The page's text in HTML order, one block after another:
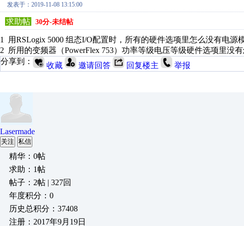
发表于：2019-11-08 13:15:00
求助帖
30分-未结帖
1 用RSLogix 5000 组态I/O配置时，所有的硬件选项里怎么没有电源
2 所用的变频器（PowerFlex 753）功率等级电压等级硬件选项里没有
分享到：
收藏 邀请回答 回复楼主 举报
Lasermade
关注 私信
精华：0帖
求助：1帖
帖子：2帖 | 327回
年度积分：0
历史总积分：37408
注册：2017年9月19日